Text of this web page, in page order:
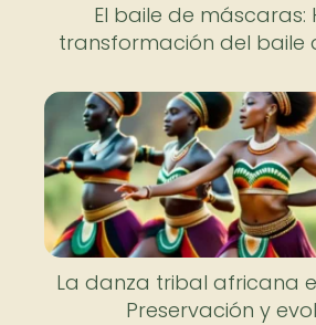
El baile de máscaras:
transformación del baile
La danza tribal africana
Preservación y